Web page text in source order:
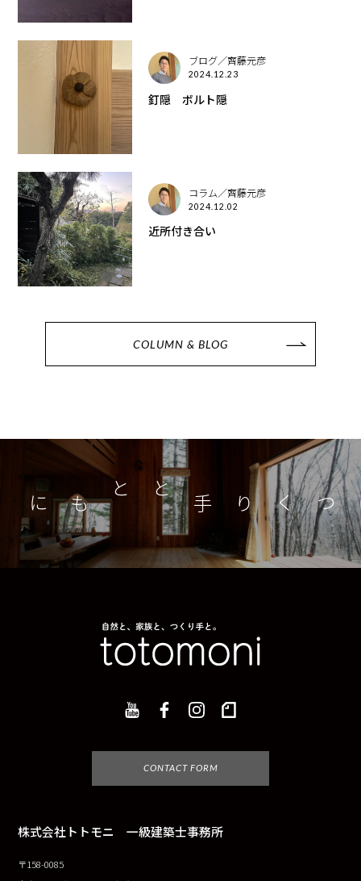
ブログ／齊藤元彦
2024.12.23
釘隠 ボルト隠
コラム／齊藤元彦
2024.12.02
近所付き合い
COLUMN & BLOG
つくり手とともに
CONTACT FORM
株式会社トトモニ 一級建築士事務所
〒158-0085